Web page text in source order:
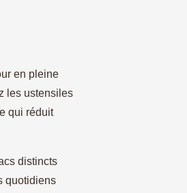
en pleine
les ustensiles
qui réduit
distincts
quotidiens